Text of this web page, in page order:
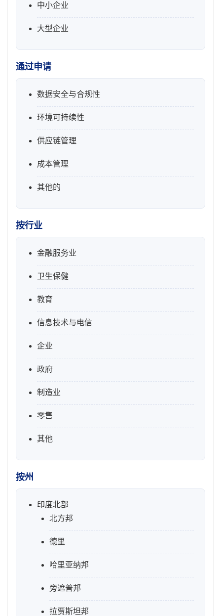
中小企业
大型企业
通过申请
数据安全与合规性
环境可持续性
供应链管理
成本管理
其他的
按行业
金融服务业
卫生保健
教育
信息技术与电信
企业
政府
制造业
零售
其他
按州
印度北部
北方邦
德里
哈里亚纳邦
旁遮普邦
拉贾斯坦邦